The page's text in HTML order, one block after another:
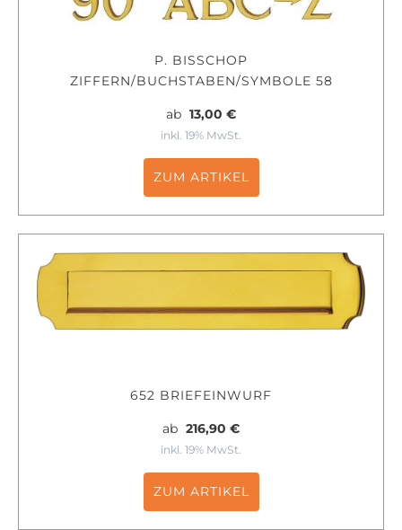
P. BISSCHOP
ZIFFERN/BUCHSTABEN/SYMBOLE 58
ab 13,00 €
inkl. 19% MwSt.
ZUM ARTIKEL
652 BRIEFEINWURF
ab 216,90 €
inkl. 19% MwSt.
ZUM ARTIKEL